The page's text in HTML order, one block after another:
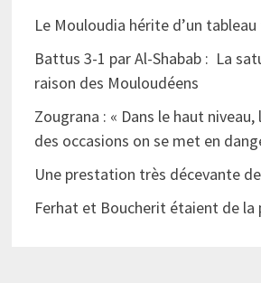
Le Mouloudia hérite d’un
Battus 3-1 par Al-Shabab : La
raison des Mouloudéens
Zougrana : « Dans le haut
des occasions on se met en
Une prestation très décevante
Ferhat et Boucherit étaient de la